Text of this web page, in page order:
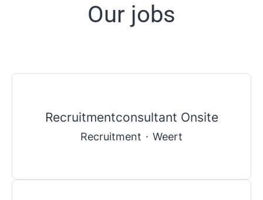
Our jobs
Recruitmentconsultant Onsite
Recruitment · Weert